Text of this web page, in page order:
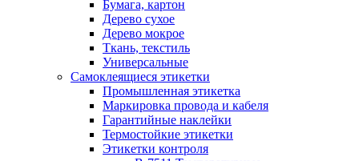
Бумага, картон
Дерево сухое
Дерево мокрое
Ткань, текстиль
Универсальные
Самоклеящиеся этикетки
Промышленная этикетка
Маркировка провода и кабеля
Гарантийные наклейки
Термостойкие этикетки
Этикетки контроля